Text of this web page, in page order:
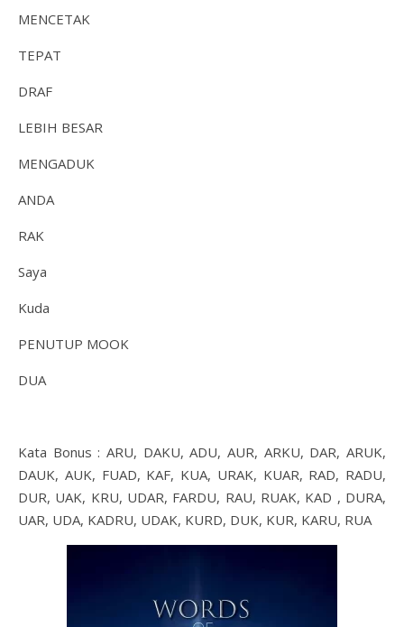
MENCETAK
TEPAT
DRAF
LEBIH BESAR
MENGADUK
ANDA
RAK
Saya
Kuda
PENUTUP MOOK
DUA
Kata Bonus : ARU, DAKU, ADU, AUR, ARKU, DAR, ARUK,
DAUK, AUK, FUAD, KAF, KUA, URAK, KUAR, RAD, RADU,
DUR, UAK, KRU, UDAR, FARDU, RAU, RUAK, KAD , DURA,
UAR, UDA, KADRU, UDAK, KURD, DUK, KUR, KARU, RUA